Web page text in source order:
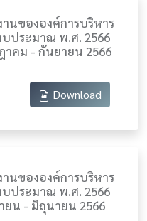
นขององค์การบริหาร
ประมาณ พ.ศ. 2566
าคม - กันยายน 2566
Download
นขององค์การบริหาร
ประมาณ พ.ศ. 2566
ยน - มิถุนายน 2566